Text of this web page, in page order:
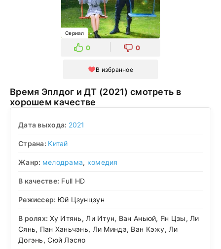
Сериал
0 0
В избранное
Время Эплдог и ДТ (2021) смотреть в
хорошем качестве
Дата выхода: 2021
Страна: Китай
Жанр: мелодрама, комедия
В качестве: Full HD
Режиссер: Юй Цзунцзун
В ролях: Ху Итянь, Ли Итун, Ван Аньюй, Ян Цзы, Ли
Сянь, Пан Ханьчэнь, Ли Миндэ, Ван Кэжу, Ли
Догэнь, Сюй Лэсяо